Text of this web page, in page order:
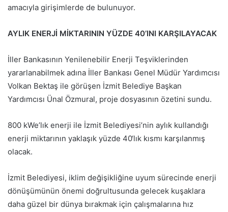
amacıyla girişimlerde de bulunuyor.
AYLIK ENERJİ MİKTARININ YÜZDE 40’INI KARŞILAYACAK
İller Bankasının Yenilenebilir Enerji Teşviklerinden
yararlanabilmek adına İller Bankası Genel Müdür Yardımcısı
Volkan Bektaş ile görüşen İzmit Belediye Başkan
Yardımcısı Ünal Özmural, proje dosyasının özetini sundu.
800 kWe’lık enerji ile İzmit Belediyesi’nin aylık kullandığı
enerji miktarının yaklaşık yüzde 40‘lık kısmı karşılanmış
olacak.
İzmit Belediyesi, iklim değişikliğine uyum sürecinde enerji
dönüşümünün önemi doğrultusunda gelecek kuşaklara
daha güzel bir dünya bırakmak için çalışmalarına hız